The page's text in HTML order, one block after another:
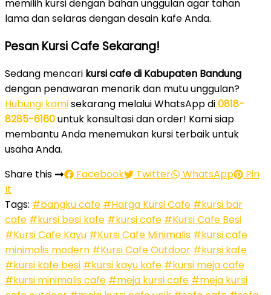
memilih kursi dengan bahan unggulan agar tahan
lama dan selaras dengan desain kafe Anda.
Pesan Kursi Cafe Sekarang!
Sedang mencari kursi cafe di Kabupaten Bandung
dengan penawaran menarik dan mutu unggulan?
Hubungi kamisekarang melalui WhatsApp di0818-
8285-6160untuk konsultasi dan order! Kami siap
membantu Anda menemukan kursi terbaik untuk
usaha Anda.
Share this
Facebook Twitter WhatsApp
Pin
It
Tags: #bangku cafe #Harga Kursi Cafe #kursi bar
cafe #kursi besi kafe #kursi cafe #Kursi Cafe Besi
#Kursi Cafe Kayu #Kursi Cafe Minimalis #kursi cafe
minimalis modern #Kursi Cafe Outdoor #kursi kafe
#kursi kafe besi #kursi kayu kafe #kursi meja cafe
#kursi minimalis cafe #meja kursi cafe #meja kursi